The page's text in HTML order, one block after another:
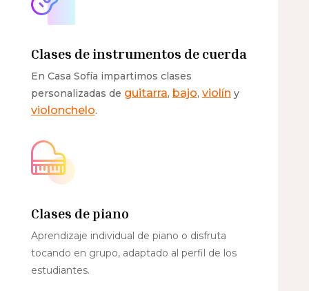
Clases de instrumentos de cuerda
En Casa Sofía impartimos clases
personalizadas de guitarra, bajo, violín y
violonchelo.
Clases de piano
Aprendizaje individual de piano o disfruta
tocando en grupo, adaptado al perfil de los
estudiantes.